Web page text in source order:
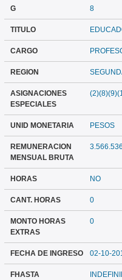
G 8
TITULO
CARGO
REGION
ASIGNACIONES
ESPECIALES
UNID MONETARIA PESOS
REMUNERACION
MENSUAL BRUTA
3.566.536
HORAS NO
CANT. HORAS 0
MONTO HORAS
EXTRAS
0
FECHA DE INGRESO 02-10-
FHASTA